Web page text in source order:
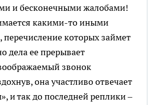
и бесконечными жалобами!
какими-то иными
которых займет
дела ее прерывает
звонок
она участливо отвечает
и так до последней реплики –